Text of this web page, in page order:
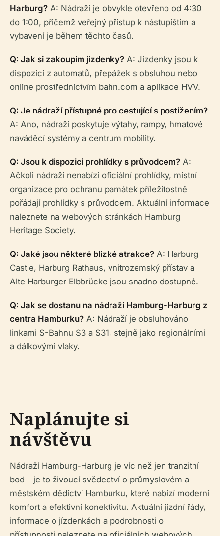
Harburg? A: Nádraží je obvykle otevřeno od 4:30
do 1:00, přičemž veřejný přístup k nástupištím a
vybavení je během těchto časů.
Q: Jak si zakoupím jízdenky? A: Jízdenky jsou k
dispozici z automatů, přepážek s obsluhou nebo
online prostřednictvím bahn.com a aplikace HVV.
Q: Je nádraží přístupné pro cestující s postižením?
A: Ano, nádraží poskytuje výtahy, rampy, hmatové
naváděcí systémy a centrum mobility.
Q: Jsou k dispozici prohlídky s průvodcem? A:
Ačkoli nádraží nenabízí oficiální prohlídky, místní
organizace pro ochranu památek příležitostně
pořádají prohlídky s průvodcem. Aktuální informace
naleznete na webových stránkách Hamburg
Heritage Society.
Q: Jaké jsou některé blízké atrakce? A: Harburg
Castle, Harburg Rathaus, vnitrozemský přístav a
Alte Harburger Elbbrücke jsou snadno dostupné.
Q: Jak se dostanu na nádraží Hamburg-Harburg z
centra Hamburku? A: Nádraží je obsluhováno
linkami S-Bahnu S3 a S31, stejně jako regionálními
a dálkovými vlaky.
Naplánujte si
návštěvu
Nádraží Hamburg-Harburg je víc než jen tranzitní
bod – je to živoucí svědectví o průmyslovém a
městském dědictví Hamburku, které nabízí moderní
komfort a efektivní konektivitu. Aktuální jízdní řády,
informace o jízdenkách a podrobnosti o